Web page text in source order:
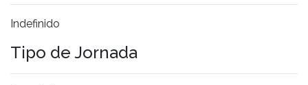
Indefinido
Tipo de Jornada